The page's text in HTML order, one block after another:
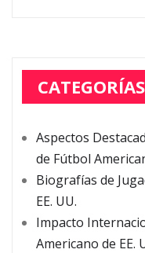
CATEGORÍAS
Aspectos
de Fútbol
Biografías de
EE. UU.
Impacto
Americano de EE.